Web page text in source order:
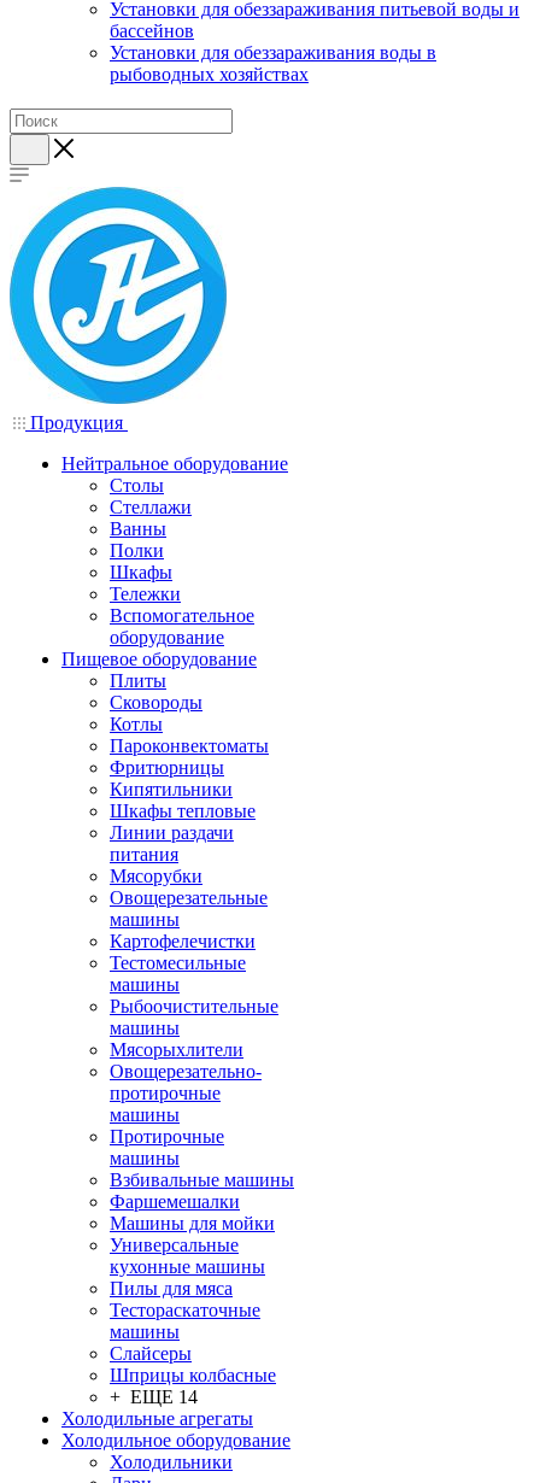
Установки для обеззараживания питьевой воды и
бассейнов
Установки для обеззараживания воды в
рыбоводных хозяйствах
Продукция
Нейтральное оборудование
Столы
Стеллажи
Ванны
Полки
Шкафы
Тележки
Вспомогательное
оборудование
Пищевое оборудование
Плиты
Сковороды
Котлы
Пароконвектоматы
Фритюрницы
Кипятильники
Шкафы тепловые
Линии раздачи
питания
Мясорубки
Овощерезательные
машины
Картофелечистки
Тестомесильные
машины
Рыбоочистительные
машины
Мясорыхлители
Овощерезательно-
протирочные
машины
Протирочные
машины
Взбивальные машины
Фаршемешалки
Машины для мойки
Универсальные
кухонные машины
Пилы для мяса
Тестораскаточные
машины
Слайсеры
Шприцы колбасные
+ ЕЩЕ 14
Холодильные агрегаты
Холодильное оборудование
Холодильники